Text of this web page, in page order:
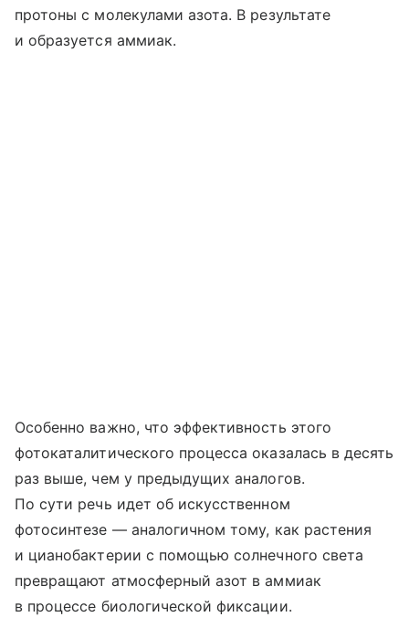
протоны с молекулами азота. В результате
и образуется аммиак.
Особенно важно, что эффективность этого
фотокаталитического процесса оказалась в десять
раз выше, чем у предыдущих аналогов.
По сути речь идет об искусственном
фотосинтезе — аналогичном тому, как растения
и цианобактерии с помощью солнечного света
превращают атмосферный азот в аммиак
в процессе биологической фиксации.